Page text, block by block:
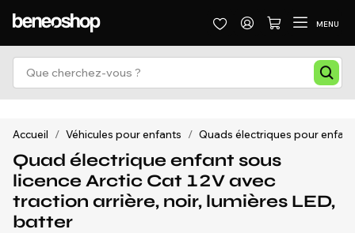
MENU
Accueil / Véhicules pour enfants / Quads électriques pour
Quad électrique enfant sous
licence Arctic Cat 12V avec
traction arrière, noir, lumières LED,
batter